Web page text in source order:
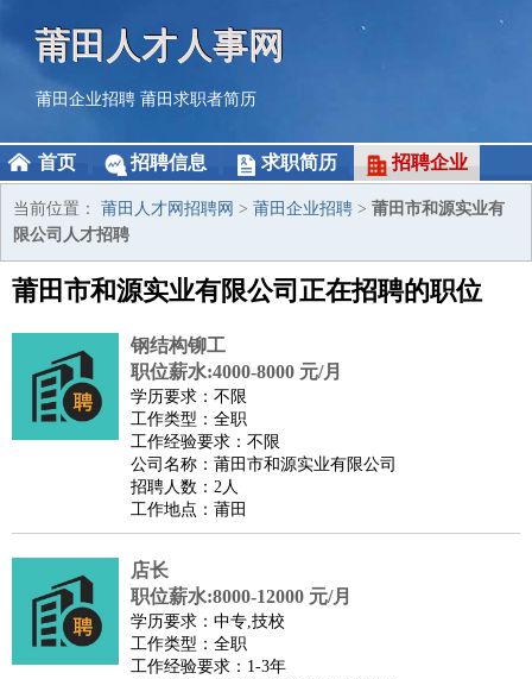
莆田人才人事网
莆田企业招聘 莆田求职者简历
首页 招聘信息 求职简历 招聘企业
当前位置： 莆田人才网招聘网 > 莆田企业招聘 > 莆田市和源实业有
限公司人才招聘
莆田市和源实业有限公司正在招聘的职位
钢结构铆工
职位薪水:4000-8000 元/月
学历要求：不限
工作类型：全职
工作经验要求：不限
公司名称：莆田市和源实业有限公司
招聘人数：2人
工作地点：莆田
店长
职位薪水:8000-12000 元/月
学历要求：中专,技校
工作类型：全职
工作经验要求：1-3年